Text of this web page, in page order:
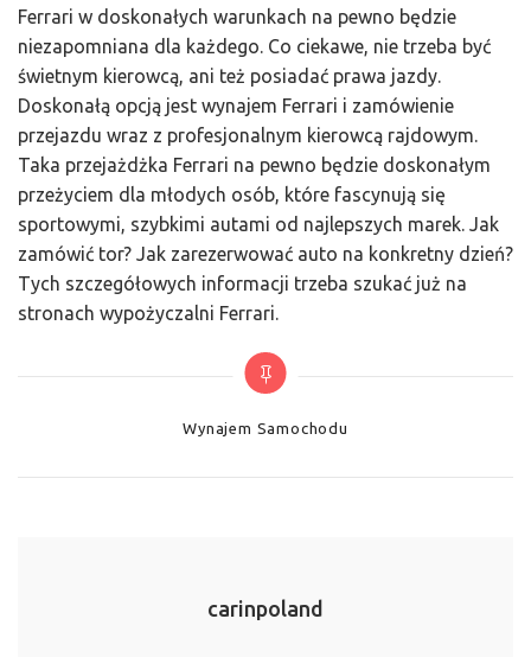
Ferrari w doskonałych warunkach na pewno będzie
niezapomniana dla każdego. Co ciekawe, nie trzeba być
świetnym kierowcą, ani też posiadać prawa jazdy.
Doskonałą opcją jest wynajem Ferrari i zamówienie
przejazdu wraz z profesjonalnym kierowcą rajdowym.
Taka przejażdżka Ferrari na pewno będzie doskonałym
przeżyciem dla młodych osób, które fascynują się
sportowymi, szybkimi autami od najlepszych marek. Jak
zamówić tor? Jak zarezerwować auto na konkretny dzień?
Tych szczegółowych informacji trzeba szukać już na
stronach wypożyczalni Ferrari.
Categories
Wynajem Samochodu
carinpoland